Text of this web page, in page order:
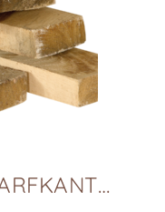
Eichenstaken, SCHARFKANTIG